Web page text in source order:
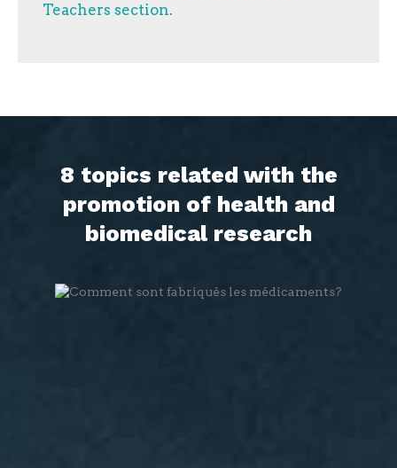
Teachers section.
8 topics related with the
promotion of health and
biomedical research